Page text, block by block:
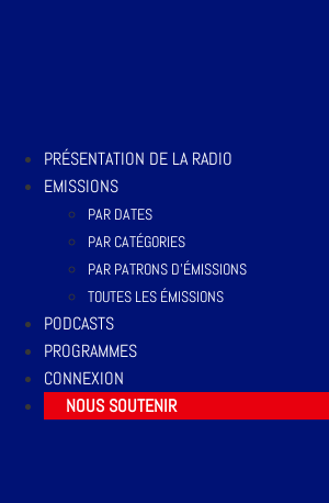
PRÉSENTATION DE LA RADIO
EMISSIONS
PAR DATES
PAR CATÉGORIES
PAR PATRONS D’ÉMISSIONS
TOUTES LES ÉMISSIONS
PODCASTS
PROGRAMMES
CONNEXION
NOUS SOUTENIR